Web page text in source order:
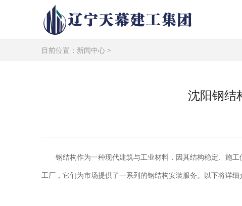
目前位置： 新闻中心 >
沈阳钢结
钢结构作为一种现代建筑与工业材料，因其结构稳定、施
工厂，它们为市场提供了一系列的钢结构安装服务。以下将详